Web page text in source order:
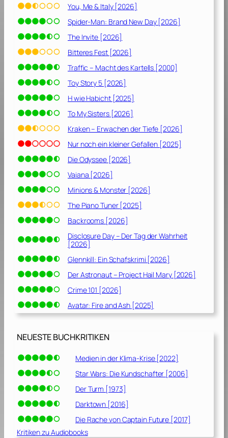
ö
l
l
e
[
9
8
7
]
You, Me & Italy [2026]
Spider-Man: Brand New Day [2026]
The Invite [2026]
Bitteres Fest [2026]
Traffic – Macht des Kartells [2000]
Toy Story 5 [2026]
H wie Habicht [2025]
To My Sisters [2026]
Kraken – Erwachen der Tiefe [2026]
Nur noch ein kleiner Gefallen [2025]
Die Odyssee [2026]
Vaiana [2026]
Minions & Monster [2026]
The Piano Tuner [2025]
Backrooms [2026]
Disclosure Day – Der Tag der Wahrheit
[2026]
Glennkill: Ein Schafskrimi [2026]
Der Astronaut – Project Hail Mary [2026]
Crime 101 [2026]
Avatar: Fire and Ash [2025]
NEUESTE BUCHKRITIKEN
Medien in der Klima-Krise [2022]
Star Wars: Die Kundschafter [2006]
Der Turm [1973]
Darktown [2016]
Die Rache von Captain Future [2017]
Kritiken zu Audiobooks